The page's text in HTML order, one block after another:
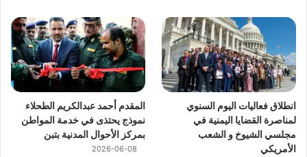
انطلاق فعاليات اليوم السنوي
لمناصرة القضايا اليمنية في
مجلسي الشيوخ و الشعب
الأمريكي
المقدم أحمد عبدالكريم الطحلاء
نموذج يحتذى في خدمة المواطن
بمركز الأحوال المدنية بتبن
2026-06-08